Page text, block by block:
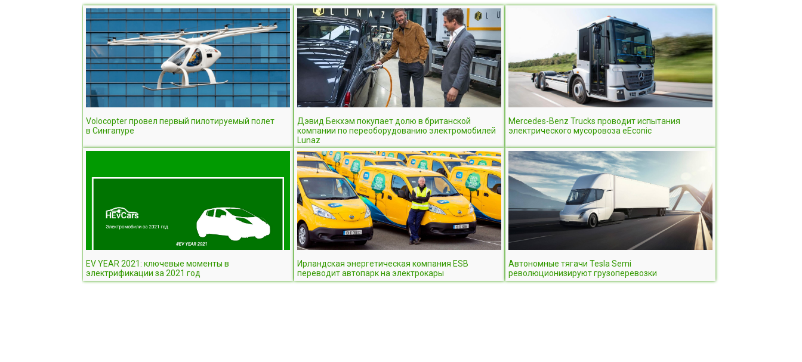
Volocopter провел первый пилотируемый полет
в Сингапуре
Дэвид Бекхэм покупает долю в британской
компании по переоборудованию электромобилей
Lunaz
Mercedes-Benz Trucks проводит испытания
электрического мусоровоза eEconic
EV YEAR 2021: ключевые моменты в
электрификации за 2021 год
Ирландская энергетическая компания ESB
переводит автопарк на электрокары
Автономные тягачи Tesla Semi
революционизируют грузоперевозки